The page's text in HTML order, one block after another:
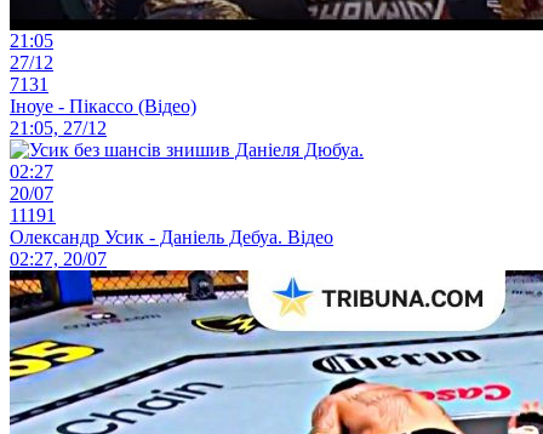
21:05
27/12
7131
Іноуе - Пікассо (Відео)
21:05, 27/12
02:27
20/07
11191
Олександр Усик - Даніель Дебуа. Відео
02:27, 20/07